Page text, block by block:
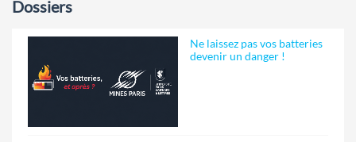
Dossiers
Ne laissez pas vos batteries
devenir un danger !